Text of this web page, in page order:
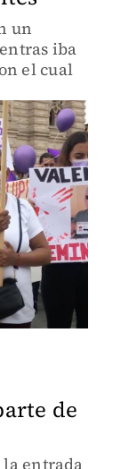
un
iba
el cual
de
entrada